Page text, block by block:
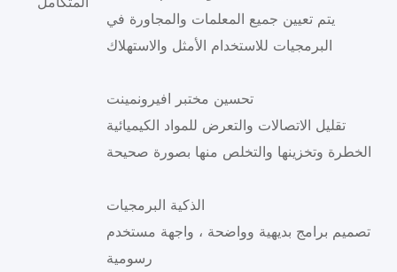
يتم تعيين جميع المعلمات والمجاورة في
البرمجيات للاستخدام الأمثل والاستهلاك
تحسين مختبر افيرونمينت
تقليل الاتصالات والتعرض للمواد الكيميائية
الخطرة وتخزينها والتخلص منها بصورة صحيحة
الذكية البرمجيات
تصميم برامج بديهية وواضحة ، واجهة مستخدم
رسومية